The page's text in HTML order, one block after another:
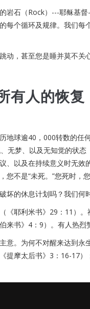
岩石（Rock）---耶稣基
每个循环及规律。我们
动，甚至您是睡并莫不
有人的恢复
地球逾40，000转数的任
无梦、以及无知觉的状
、以及在持续意义时无
您不是“未死。”您死时，
坏的休息计划吗？我们何
《耶利米书》29：11）
来书》4：9）。有人热
意。为何不对醒来达到永
提摩太后书》3：16-17